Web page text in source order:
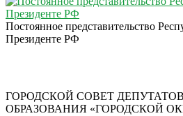
Постоянное представительство
Президенте РФ
ГОРОДСКОЙ СОВЕТ
ОБРАЗОВАНИЯ «ГОРОДСКОЙ